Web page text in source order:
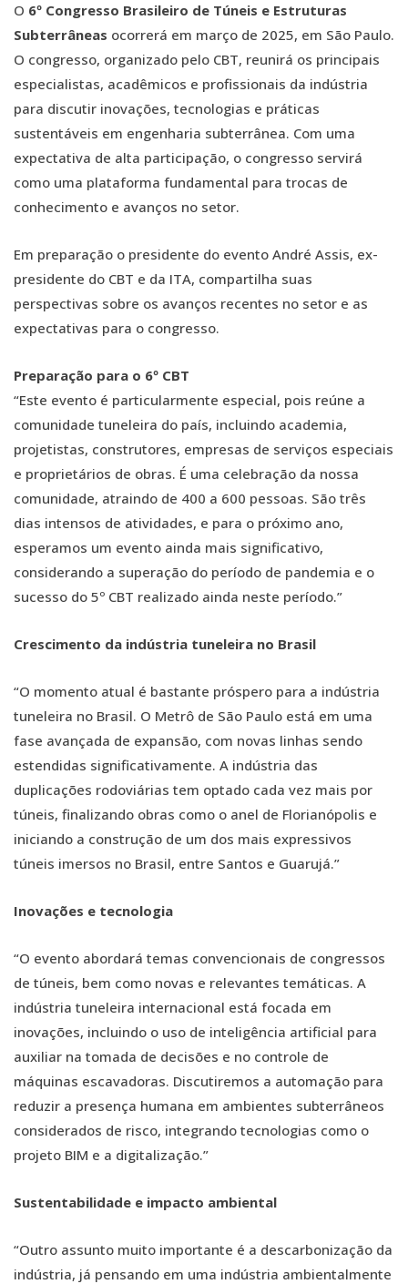
O 6º Congresso Brasileiro de Túneis e Estruturas
Subterrâneas ocorrerá em março de 2025, em São Paulo.
O congresso, organizado pelo CBT, reunirá os principais
especialistas, acadêmicos e profissionais da indústria
para discutir inovações, tecnologias e práticas
sustentáveis em engenharia subterrânea. Com uma
expectativa de alta participação, o congresso servirá
como uma plataforma fundamental para trocas de
conhecimento e avanços no setor.
Em preparação o presidente do evento André Assis, ex-
presidente do CBT e da ITA, compartilha suas
perspectivas sobre os avanços recentes no setor e as
expectativas para o congresso.
Preparação para o 6º CBT
“Este evento é particularmente especial, pois reúne a
comunidade tuneleira do país, incluindo academia,
projetistas, construtores, empresas de serviços especiais
e proprietários de obras. É uma celebração da nossa
comunidade, atraindo de 400 a 600 pessoas. São três
dias intensos de atividades, e para o próximo ano,
esperamos um evento ainda mais significativo,
considerando a superação do período de pandemia e o
sucesso do 5º CBT realizado ainda neste período.”
Crescimento da indústria tuneleira no Brasil
“O momento atual é bastante próspero para a indústria
tuneleira no Brasil. O Metrô de São Paulo está em uma
fase avançada de expansão, com novas linhas sendo
estendidas significativamente. A indústria das
duplicações rodoviárias tem optado cada vez mais por
túneis, finalizando obras como o anel de Florianópolis e
iniciando a construção de um dos mais expressivos
túneis imersos no Brasil, entre Santos e Guarujá.”
Inovações e tecnologia
“O evento abordará temas convencionais de congressos
de túneis, bem como novas e relevantes temáticas. A
indústria tuneleira internacional está focada em
inovações, incluindo o uso de inteligência artificial para
auxiliar na tomada de decisões e no controle de
máquinas escavadoras. Discutiremos a automação para
reduzir a presença humana em ambientes subterrâneos
considerados de risco, integrando tecnologias como o
projeto BIM e a digitalização.”
Sustentabilidade e impacto ambiental
“Outro assunto muito importante é a descarbonização da
indústria, já pensando em uma indústria ambientalmente